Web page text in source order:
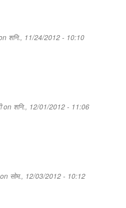
शनि., 11/24/2012 - 10:10
on शनि., 12/01/2012 - 11:06
सोम., 12/03/2012 - 10:12